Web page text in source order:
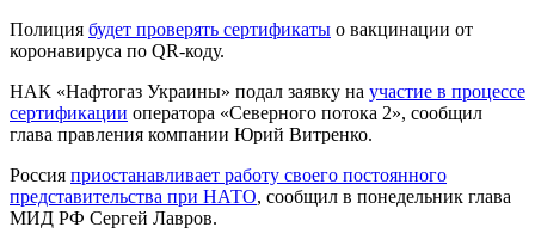
Полиция будет проверять сертификаты о вакцинации от
коронавируса по QR-коду.
НАК «Нафтогаз Украины» подал заявку на участие в процессе
сертификации оператора «Северного потока 2», сообщил
глава правления компании Юрий Витренко.
Россия приостанавливает работу своего постоянного
представительства при НАТО, сообщил в понедельник глава
МИД РФ Сергей Лавров.